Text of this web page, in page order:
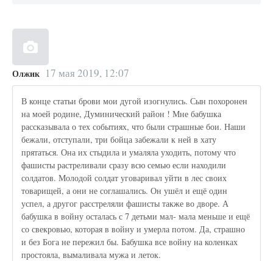
Олжик 17 мая 2019, 12:07
В конце статьи брови мои дугой изогнулись. Сын похоронен
на моей родине, Думинический район ! Мне бабушка
рассказывала о тех событиях, что были страшные бои. Наши
бежали, отступали, три бойца забежали к ней в хату
прятаться. Она их стыдила и умаляла уходить, потому что
фашисты растреливали сразу всю семью если находили
солдатов. Молодой солдат уговаривал уйти в лес своих
товарищей, а они не соглашались. Он ушёл и ещё один
успел, а другог расстреляли фашисты также во дворе. А
бабушка в войну осталась с 7 детьми мал- мала меньше и ещё
со свекровью, которая в войну и умерла потом. Да, страшно
и без Бога не пережил бы. Бабушка все войну на коленках
простояла, вымаливала мужа и леток.